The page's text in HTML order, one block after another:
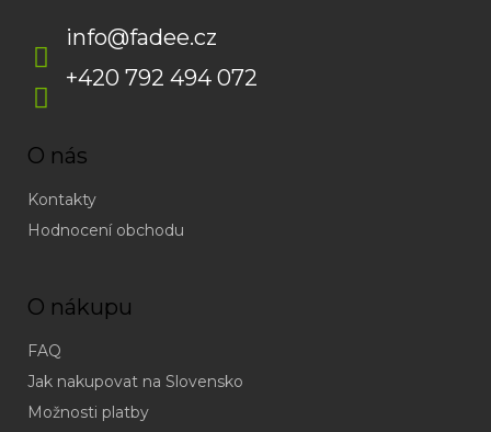
info@fadee.cz
+420 792 494 072
O nás
Kontakty
Hodnocení obchodu
O nákupu
FAQ
Jak nakupovat na Slovensko
Možnosti platby